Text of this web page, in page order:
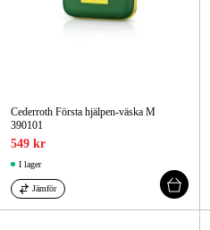
Kontakt & Öppettider
Cederroth Första hjälpen-väska M
390101
549 kr
I lager
Jämför